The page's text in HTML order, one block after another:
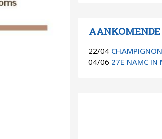
22/04
04/06 27E NAMC IN